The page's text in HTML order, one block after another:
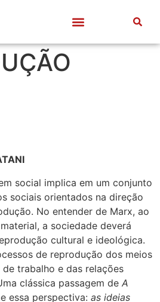
social implica em um conjunto
sociais orientados na direção
No entender de Marx, ao
a sociedade deverá
cultural e ideológica.
de reprodução dos meios
trabalho e das relações
clássica passagem de A
essa perspectiva: as ideias